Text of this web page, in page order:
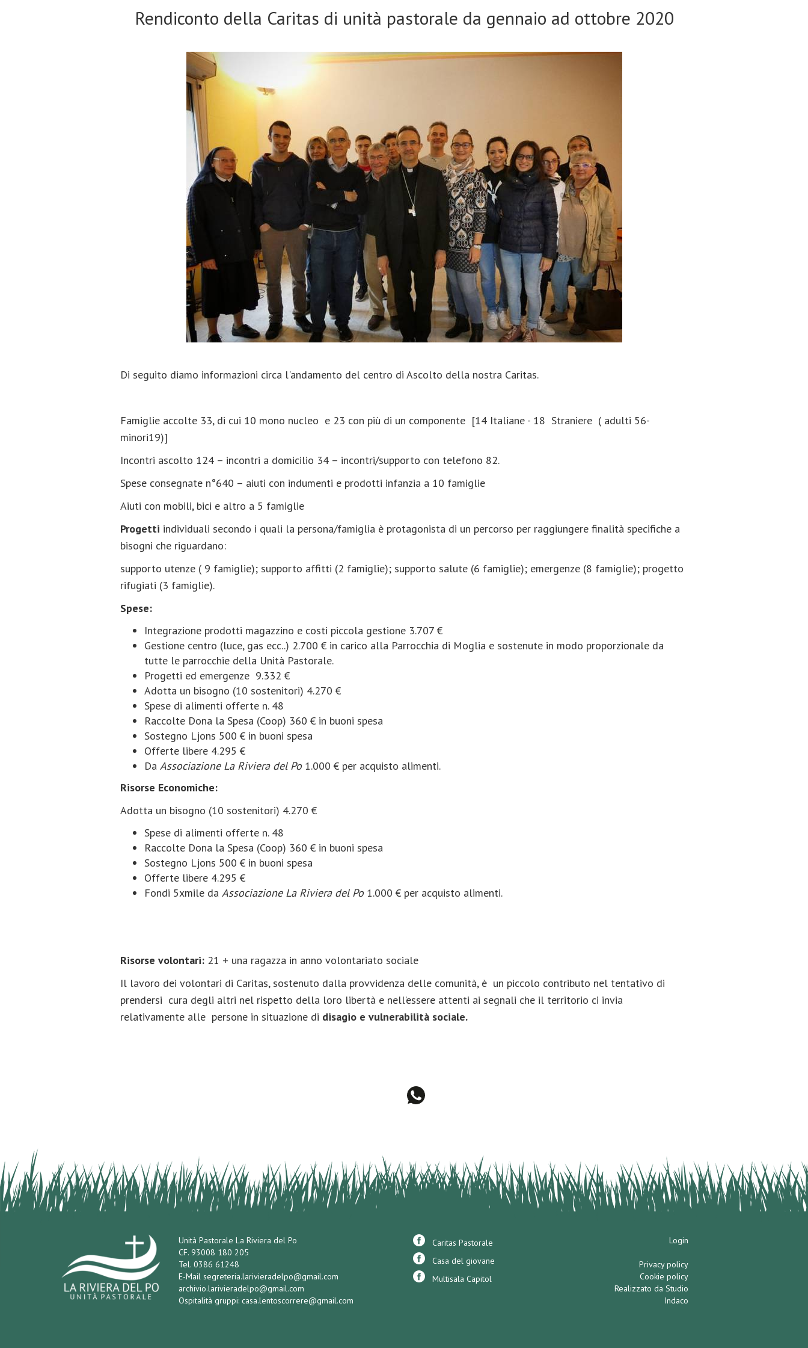
Rendiconto della Caritas di unità pastorale da gennaio ad ottobre 2020
Di seguito diamo informazioni circa l'andamento del centro di Ascolto della nostra Caritas.
Famiglie accolte 33, di cui 10 mono nucleo e 23 con più di un componente [14 Italiane - 18 Straniere ( adulti 56-
minori19)]
Incontri ascolto 124 – incontri a domicilio 34 – incontri/supporto con telefono 82.
Spese consegnate n°640 – aiuti con indumenti e prodotti infanzia a 10 famiglie
Aiuti con mobili, bici e altro a 5 famiglie
Progetti individuali secondo i quali la persona/famiglia è protagonista di un percorso per raggiungere finalità specifiche a
bisogni che riguardano:
supporto utenze ( 9 famiglie); supporto affitti (2 famiglie); supporto salute (6 famiglie); emergenze (8 famiglie); progetto
rifugiati (3 famiglie).
Spese:
Integrazione prodotti magazzino e costi piccola gestione 3.707 €
Gestione centro (luce, gas ecc..) 2.700 € in carico alla Parrocchia di Moglia e sostenute in modo proporzionale da
tutte le parrocchie della Unità Pastorale.
Progetti ed emergenze 9.332 €
Adotta un bisogno (10 sostenitori) 4.270 €
Spese di alimenti offerte n. 48
Raccolte Dona la Spesa (Coop) 360 € in buoni spesa
Sostegno Ljons 500 € in buoni spesa
Offerte libere 4.295 €
Da Associazione La Riviera del Po1.000 € per acquisto alimenti.
Risorse Economiche:
Adotta un bisogno (10 sostenitori) 4.270 €
Spese di alimenti offerte n. 48
Raccolte Dona la Spesa (Coop) 360 € in buoni spesa
Sostegno Ljons 500 € in buoni spesa
Offerte libere 4.295 €
Fondi 5xmile da Associazione La Riviera del Po1.000 € per acquisto alimenti.
Risorse volontari: 21 + una ragazza in anno volontariato sociale
Il lavoro dei volontari di Caritas, sostenuto dalla provvidenza delle comunità, è un piccolo contributo nel tentativo di
prendersi cura degli altri nel rispetto della loro libertà e nell’essere attenti ai segnali che il territorio ci invia
relativamente alle persone in situazione di disagio e vulnerabilità sociale.
Unità Pastorale La Riviera del Po
CF. 93008 180 205
Tel. 0386 61248
E-Mail segreteria.larivieradelpo@gmail.com
archivio.larivieradelpo@gmail.com
Ospitalità gruppi: casa.lentoscorrere@gmail.com
Caritas Pastorale
Casa del giovane
Multisala Capitol
Login
Privacy policy
Cookie policy
Realizzato da Studio
Indaco